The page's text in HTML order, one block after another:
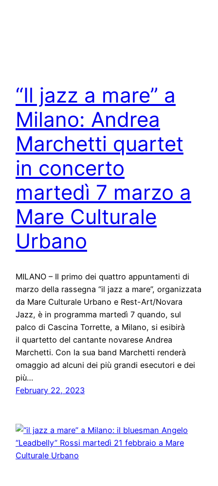
“Il jazz a mare” a
Milano: Andrea
Marchetti quartet
in concerto
martedì 7 marzo a
Mare Culturale
Urbano
MILANO – Il primo dei quattro appuntamenti di
marzo della rassegna “il jazz a mare”, organizzata
da Mare Culturale Urbano e Rest-Art/Novara
Jazz, è in programma martedì 7 quando, sul
palco di Cascina Torrette, a Milano, si esibirà
il quartetto del cantante novarese Andrea
Marchetti. Con la sua band Marchetti renderà
omaggio ad alcuni dei più grandi esecutori e dei
più…
February 22, 2023